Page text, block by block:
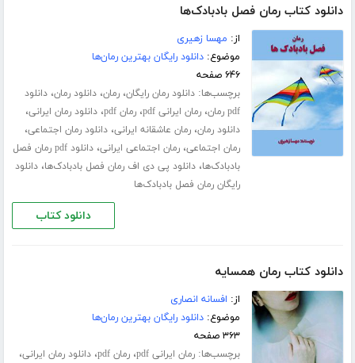
دانلود کتاب رمان فصل بادبادک‌ها
از: مهسا زهیری
موضوع:دانلود رایگان بهترین رمان‌ها
۶۴۶ صفحه
برچسب‌ها:دانلود رمان رایگان،رمان،دانلود رمان،دانلود
pdf رمان
،رمان ایرانی pdf ،رمان pdf ،دانلود رمان ایرانی،
دانلود رمان،رمان عاشقانه ایرانی،دانلود رمان اجتماعی،
رمان اجتماعی،رمان اجتماعی ایرانی،
دانلود pdf رمان فصل
بادبادک‌ها،دانلود پی دی اف رمان فصل بادبادک‌ها،دانلود
رایگان رمان فصل بادبادک‌ها
دانلود کتاب
دانلود کتاب رمان همسایه
از: افسانه انصاری
موضوع:دانلود رایگان بهترین رمان‌ها
۳۶۳ صفحه
برچسب‌ها:رمان ایرانی pdf ،رمان pdf ،دانلود رمان ایرانی،